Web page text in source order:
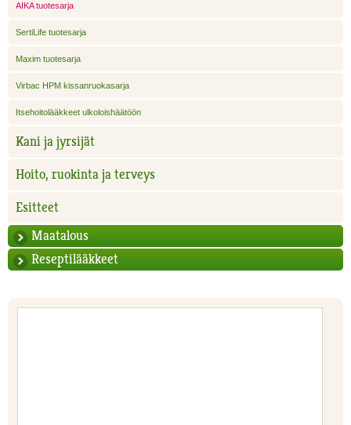
AIKA tuotesarja
SertiLife tuotesarja
Maxim tuotesarja
Virbac HPM kissanruokasarja
Itsehoitolääkkeet ulkoloishäätöön
Kani ja jyrsijät
Hoito, ruokinta ja terveys
Esitteet
Maatalous
Reseptilääkkeet